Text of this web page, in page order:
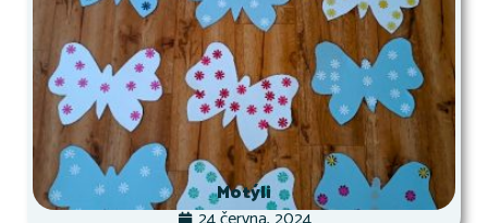
Motýli